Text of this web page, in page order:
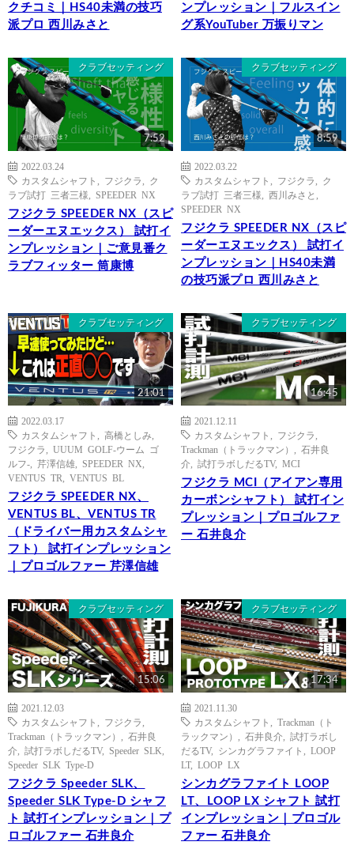
クチコミ｜HS40未満の技巧
派プロ 西川みさと
ンプレッション｜フルスイン
グ系YouTuber 万振りマン
クラブセッティング
7:52
2022.03.24
カスタムシャフト
フジクラ
ク
ラブ試打 三者三様
SPEEDER NX
フジクラ SPEEDER NX（スピ
ーダーエヌエックス） 試打イ
ンプレッション｜ご意見番ク
ラブフィッター 筒康博
クラブセッティング
8:59
2022.03.22
カスタムシャフト
フジクラ
ク
ラブ試打 三者三様
西川みさと
SPEEDER NX
フジクラ SPEEDER NX（スピ
ーダーエヌエックス） 試打イ
ンプレッション｜HS40未満
の技巧派プロ 西川みさと
クラブセッティング
21:01
2022.03.17
カスタムシャフト
高橋としみ
フジクラ
UUUM GOLF-ウーム ゴ
ルフ-
芹澤信雄 SPEEDER NX
VENTUS TR
VENTUS BL
フジクラ SPEEDER NX、
VENTUS BL、VENTUS TR
（ドライバー用カスタムシャ
フト） 試打インプレッション
｜プロゴルファー 芹澤信雄
クラブセッティング
16:45
2021.12.11
カスタムシャフト
フジクラ
Trackman（トラックマン）
石井良
介
試打ラボしだるTV, MCI
フジクラ MCI（アイアン専用
カーボンシャフト） 試打イン
プレッション｜プロゴルファ
ー 石井良介
クラブセッティング
15:06
2021.12.03
カスタムシャフト
フジクラ
Trackman（トラックマン）
石井良
介
試打ラボしだるTV, Speeder SLK
Speeder SLK Type-D
フジクラ Speeder SLK、
Speeder SLK Type-D シャフ
ト 試打インプレッション｜プ
ロゴルファー 石井良介
クラブセッティング
17:34
2021.11.30
カスタムシャフト
Trackman（ト
ラックマン）
石井良介
試打ラボし
だるTV, シンカグラファイト
LOOP
LT, LOOP LX
シンカグラファイト LOOP
LT、LOOP LX シャフト 試打
インプレッション｜プロゴル
ファー 石井良介